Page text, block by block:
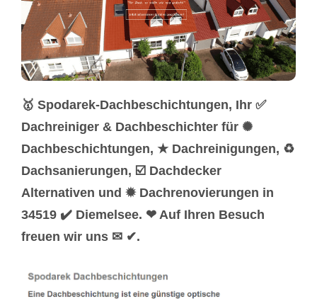
🥇 Spodarek-Dachbeschichtungen, Ihr ✅
Dachreiniger & Dachbeschichter für ✺
Dachbeschichtungen, ★ Dachreinigungen, ♻
Dachsanierungen, ☑️ Dachdecker
Alternativen und ✹ Dachrenovierungen in
34519 ✔️ Diemelsee. ❤ Auf Ihren Besuch
freuen wir uns ✉ ✔.